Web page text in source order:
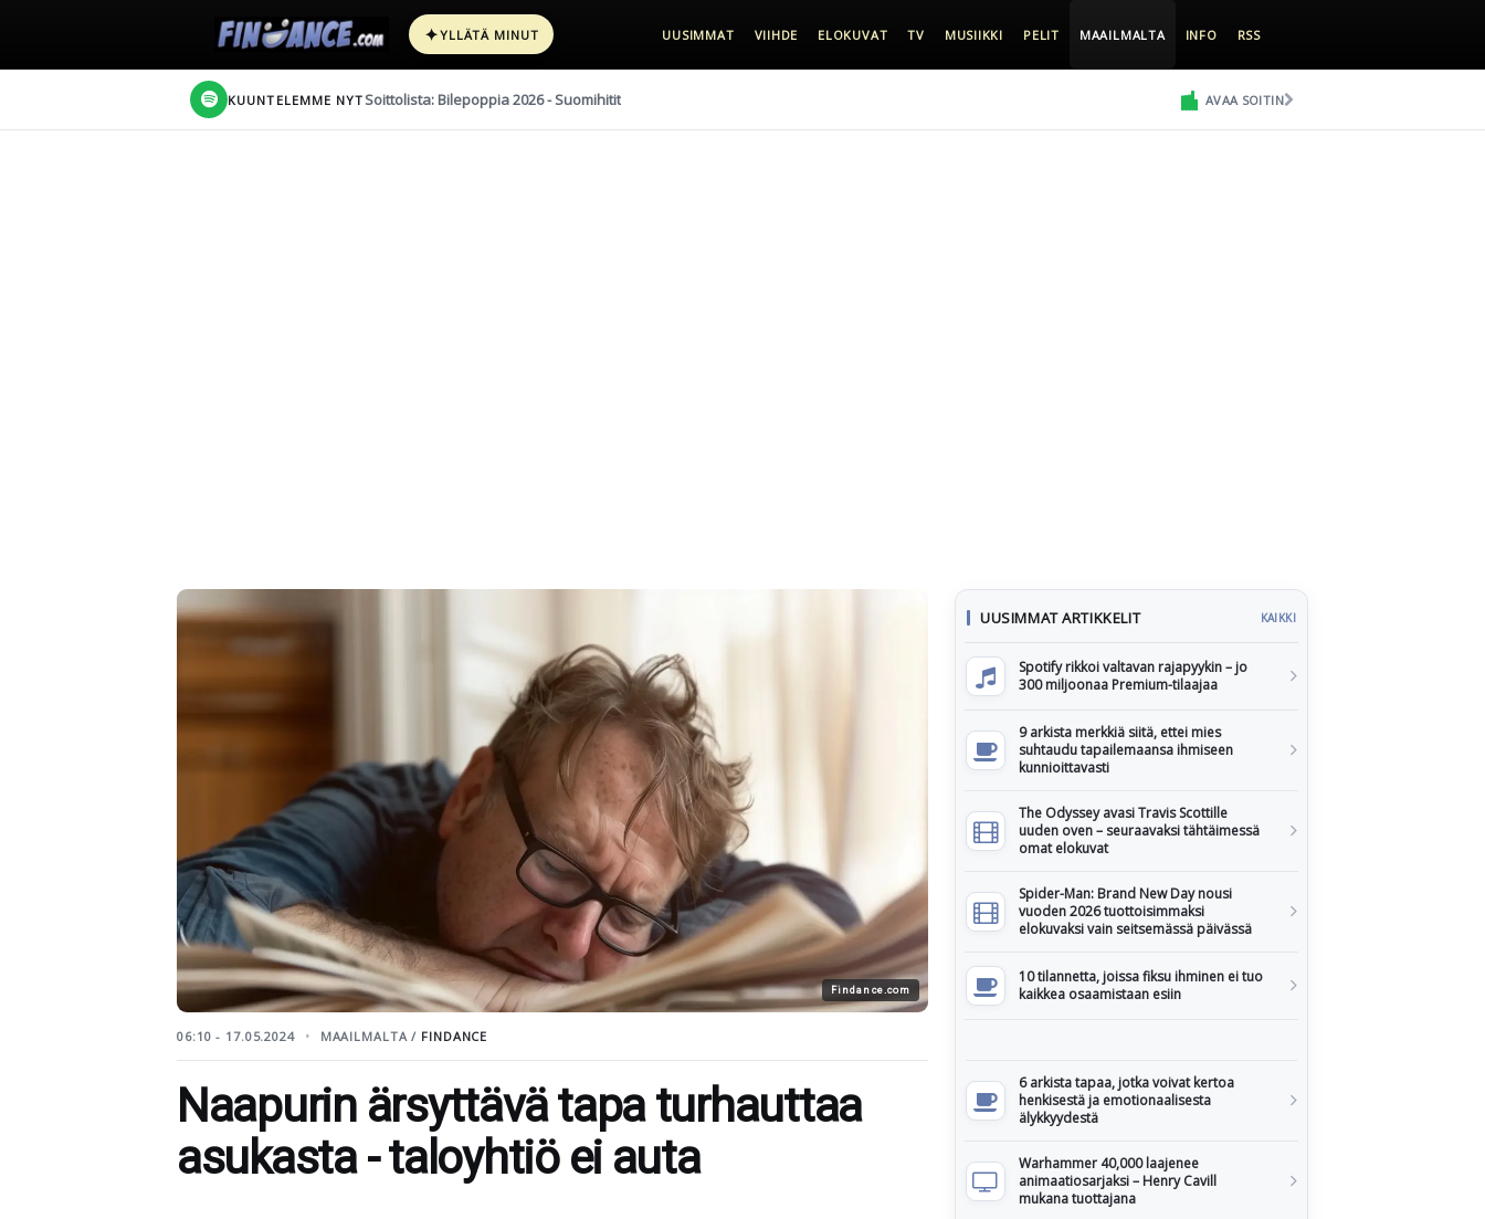
✦YLLÄTÄ MINUT UUSIMMAT VIIHDE ELOKUVAT TV MUSIIKKI PELIT MAAILMALTA INFO RSS
KUUNTELEMME NYT Soittolista: Bilepoppia 2026 - Suomihitit AVAA SOITIN
Findance.com
06:10 - 17.05.2024 MAAILMALTA / FINDANCE
Naapurin ärsyttävä tapa turhauttaa
asukasta - taloyhtiö ei auta
UUSIMMAT ARTIKKELIT KAIKKI
Spotify rikkoi valtavan rajapyykin – jo
300 miljoonaa Premium-tilaajaa
9 arkista merkkiä siitä, ettei mies
suhtaudu tapailemaansa ihmiseen
kunnioittavasti
The Odyssey avasi Travis Scottille
uuden oven – seuraavaksi tähtäimessä
omat elokuvat
Spider-Man: Brand New Day nousi
vuoden 2026 tuottoisimmaksi
elokuvaksi vain seitsemässä päivässä
10 tilannetta, joissa fiksu ihminen ei tuo
kaikkea osaamistaan esiin
6 arkista tapaa, jotka voivat kertoa
henkisestä ja emotionaalisesta
älykkyydestä
Warhammer 40,000 laajenee
animaatiosarjaksi – Henry Cavill
mukana tuottajana